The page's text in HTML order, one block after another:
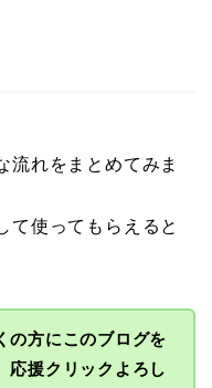
流れをまとめてみま
て使ってもらえると
の方にこのブログを
応援クリックよろし